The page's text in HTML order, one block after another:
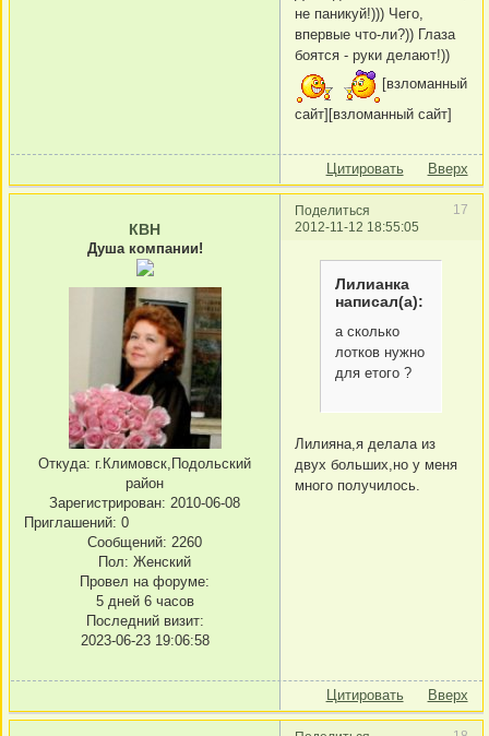
не паникуй!))) Чего,
впервые что-ли?)) Глаза
боятся - руки делают!))
[взломанный
сайт][взломанный сайт]
Цитировать Вверх
Поделиться
17
2012-11-12 18:55:05
КВН
Душа компании!
Откуда: г.Климовск,Подольский
район
Зарегистрирован: 2010-06-08
Приглашений: 0
Сообщений: 2260
Пол: Женский
Провел на форуме:
5 дней 6 часов
Последний визит:
2023-06-23 19:06:58
Лилианка
написал(а):
а сколько
лотков нужно
для етого ?
Лилияна,я делала из
двух больших,но у меня
много получилось.
Цитировать Вверх